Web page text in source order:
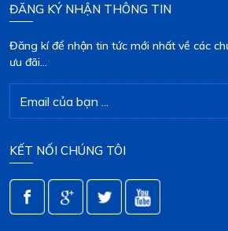
ĐĂNG KÝ NHẬN THÔNG TIN
Đăng kí để nhận tin tức mới nhất về các
ưu đãi...
KẾT NỐI CHÚNG TÔI